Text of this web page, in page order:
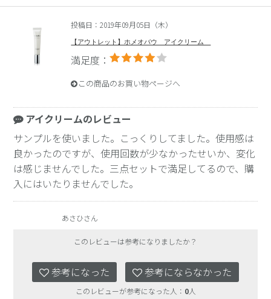
投稿日：2019年09月05日（木）
【アウトレット】ホメオバウ アイクリーム
満足度：
この商品のお買い物ページへ
アイクリームのレビュー
サンプルを使いました。こっくりしてました。使用感は
良かったのですが、使用回数が少なかったせいか、変化
は感じませんでした。三点セットで満足してるので、購
入にはいたりませんでした。
あさひさん
このレビューは参考になりましたか？
参考になった 参考にならなかった
このレビューが参考になった人： 0人